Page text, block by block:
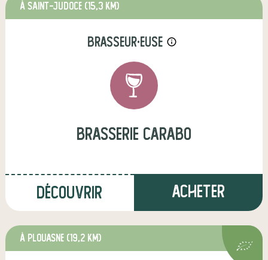
à Saint-Judoce (15,3 km)
brasseur·euse info_outline
Brasserie Carabo
Découvrir Acheter
à Plouasne (19,2 km)